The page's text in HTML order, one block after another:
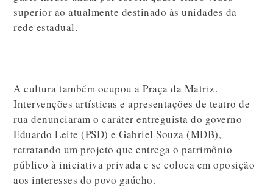
superior ao atualmente destinado às unidades da
rede estadual.
A cultura também ocupou a Praça da Matriz.
Intervenções artísticas e apresentações de teatro de
rua denunciaram o caráter entreguista do governo
Eduardo Leite (PSD) e Gabriel Souza (MDB),
retratando um projeto que entrega o patrimônio
público à iniciativa privada e se coloca em oposição
aos interesses do povo gaúcho.